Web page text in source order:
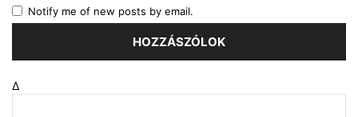
Notify me of new posts by email.
Δ